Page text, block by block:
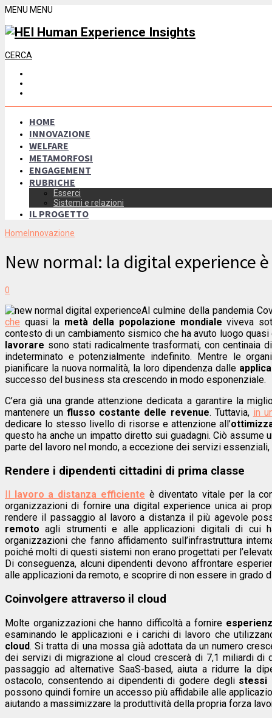
MENU MENU
CERCA
HOME
INNOVAZIONE
WELFARE
METAMORFOSI
ENGAGEMENT
RUBRICHE
Esserci
Sistemi e relazioni
IL PROGETTO
Home Innovazione
New normal: la digital experience
0
Al culmine della pandemia
che quasi la metà della popolazione mondiale viveva
contesto di un cambiamento sismico che ha avuto luogo
lavorare sono stati radicalmente trasformati, con centinaia
indeterminato e potenzialmente indefinito. Mentre le
pianificare la nuova normalità, la loro dipendenza dalle
successo del business sta crescendo in modo esponenziale.
C’era già una grande attenzione dedicata a garantire la
mantenere unflusso costante delle revenue. Tuttavia, in
dedicare lo stesso livello di risorse e attenzione all’
questo ha anche un impatto diretto sui guadagni. Ciò
parte del lavoro nel mondo, a eccezione dei servizi essenziali,
Rendere i dipendenti cittadini di prima classe
lavoro a distanza efficiente è diventato vitale per la
organizzazioni di fornire una digital experience unica ai
rendere il passaggio al lavoro a distanza il più agevole
remoto agli strumenti e alle applicazioni digitali di cui
organizzazioni che fanno affidamento sull’infrastruttura
poiché molti di questi sistemi non erano progettati per
Di conseguenza, alcuni dipendenti devono affrontare
alle applicazioni da remoto, e scoprire di non essere in grado
Coinvolgere attraverso il cloud
Molte organizzazioni che hanno difficoltà a fornire
esaminando le applicazioni e i carichi di lavoro che
cloud. Si tratta di una mossa già adottata da un numero
dei servizi di migrazione al cloud crescerà di 7,1 miliardi
passaggio ad alternative SaaS-based, aiuta a ridurre la
ostacolo, consentendo ai dipendenti di godere degli stessi
possono quindi fornire un accesso più affidabile alle
aiutando a massimizzare la produttività della propria forza